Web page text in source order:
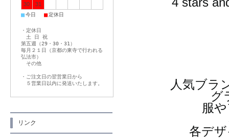
人気ブラ
グ
服
各デ
30
31
■今日 ■定休日
・定休日
土 日 祝
第五週（29・30・31）
毎月２１日（京都の東寺で行われる
弘法市）
その他
・ご注文日の翌営業日から
５営業日以内に発送いたします。
リンク